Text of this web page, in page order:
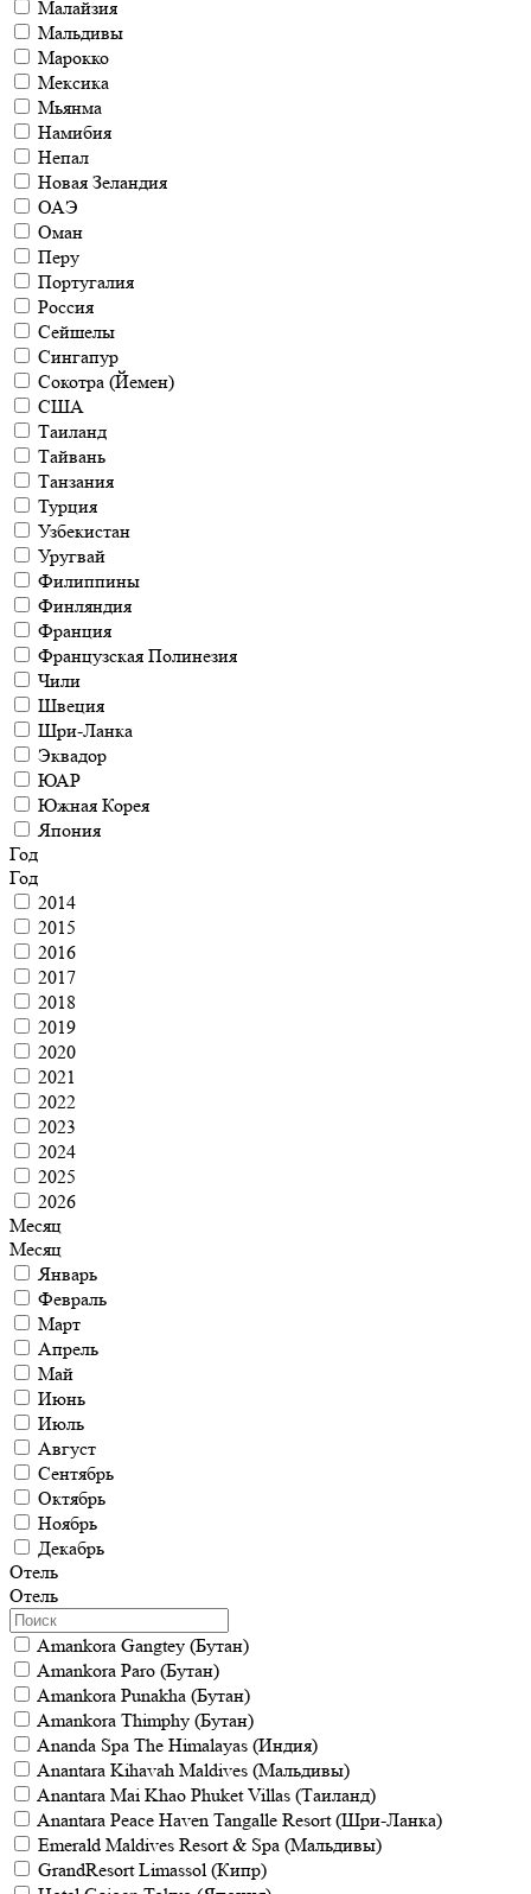
Малайзия
Мальдивы
Марокко
Мексика
Мьянма
Намибия
Непал
Новая Зеландия
ОАЭ
Оман
Перу
Португалия
Россия
Сейшелы
Сингапур
Сокотра (Йемен)
США
Таиланд
Тайвань
Танзания
Турция
Узбекистан
Уругвай
Филиппины
Финляндия
Франция
Французская Полинезия
Чили
Швеция
Шри-Ланка
Эквадор
ЮАР
Южная Корея
Япония
Год
Год
2014
2015
2016
2017
2018
2019
2020
2021
2022
2023
2024
2025
2026
Месяц
Месяц
Январь
Февраль
Март
Апрель
Май
Июнь
Июль
Август
Сентябрь
Октябрь
Ноябрь
Декабрь
Отель
Отель
Amankora Gangtey (Бутан)
Amankora Paro (Бутан)
Amankora Punakha (Бутан)
Amankora Thimphy (Бутан)
Ananda Spa The Himalayas (Индия)
Anantara Kihavah Maldives (Мальдивы)
Anantara Mai Khao Phuket Villas (Таиланд)
Anantara Peace Haven Tangalle Resort (Шри-Ланка)
Emerald Maldives Resort & Spa (Мальдивы)
GrandResort Limassol (Кипр)